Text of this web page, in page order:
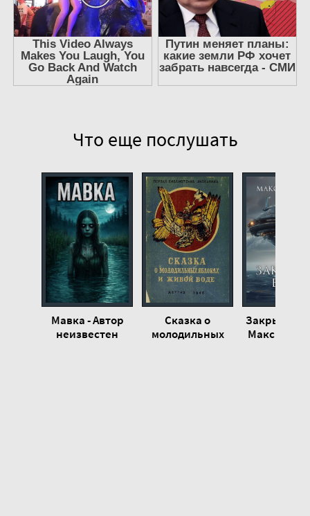
Что еще послушать
Мавка - Автор
неизвестен
Сказка о
молодильных
Закрытая
Максим